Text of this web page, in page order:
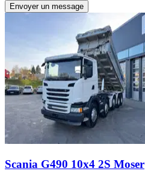
Envoyer un message
Scania G490 10x4 2S Moser